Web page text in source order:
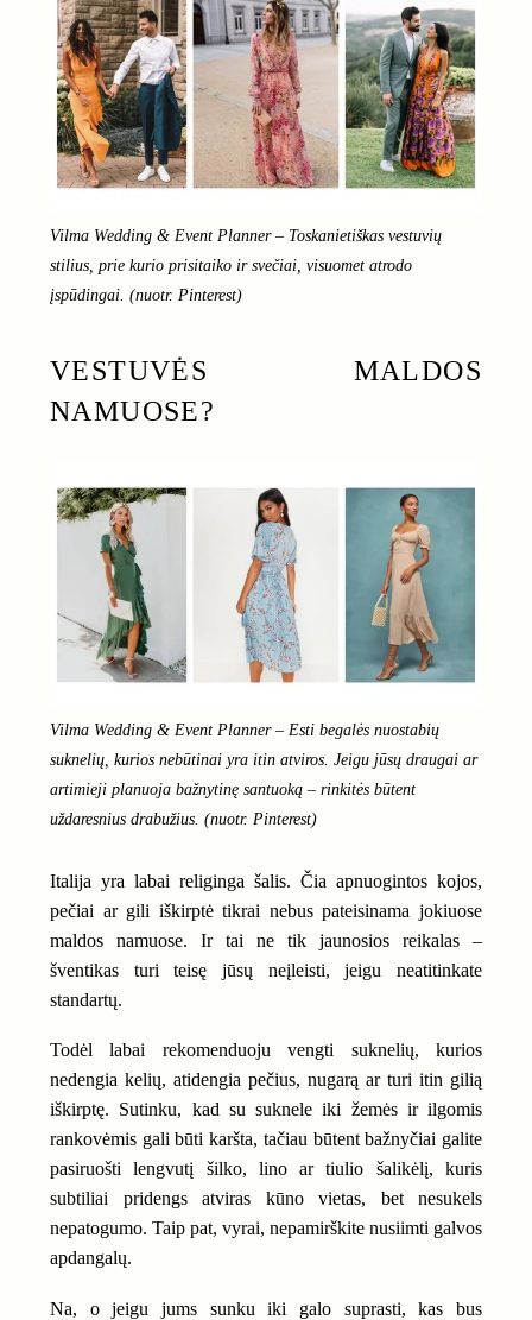
Vilma Wedding & Event Planner – Toskanietiškas vestuvių
stilius, prie kurio prisitaiko ir svečiai, visuomet atrodo
įspūdingai. (nuotr. Pinterest)
VESTUVĖS MALDOS
NAMUOSE?
Vilma Wedding & Event Planner – Esti begalės nuostabių
suknelių, kurios nebūtinai yra itin atviros. Jeigu jūsų draugai ar
artimieji planuoja bažnytinę santuoką – rinkitės būtent
uždaresnius drabužius. (nuotr. Pinterest)
Italija yra labai religinga šalis. Čia apnuogintos kojos,
pečiai ar gili iškirptė tikrai nebus pateisinama jokiuose
maldos namuose. Ir tai ne tik jaunosios reikalas –
šventikas turi teisę jūsų neįleisti, jeigu neatitinkate
standartų.
Todėl labai rekomenduoju vengti suknelių, kurios
nedengia kelių, atidengia pečius, nugarą ar turi itin gilią
iškirptę. Sutinku, kad su suknele iki žemės ir ilgomis
rankovėmis gali būti karšta, tačiau būtent bažnyčiai galite
pasiruošti lengvutį šilko, lino ar tiulio šalikėlį, kuris
subtiliai pridengs atviras kūno vietas, bet nesukels
nepatogumo. Taip pat, vyrai, nepamirškite nusiimti galvos
apdangalų.
Na, o jeigu jums sunku iki galo suprasti, kas bus